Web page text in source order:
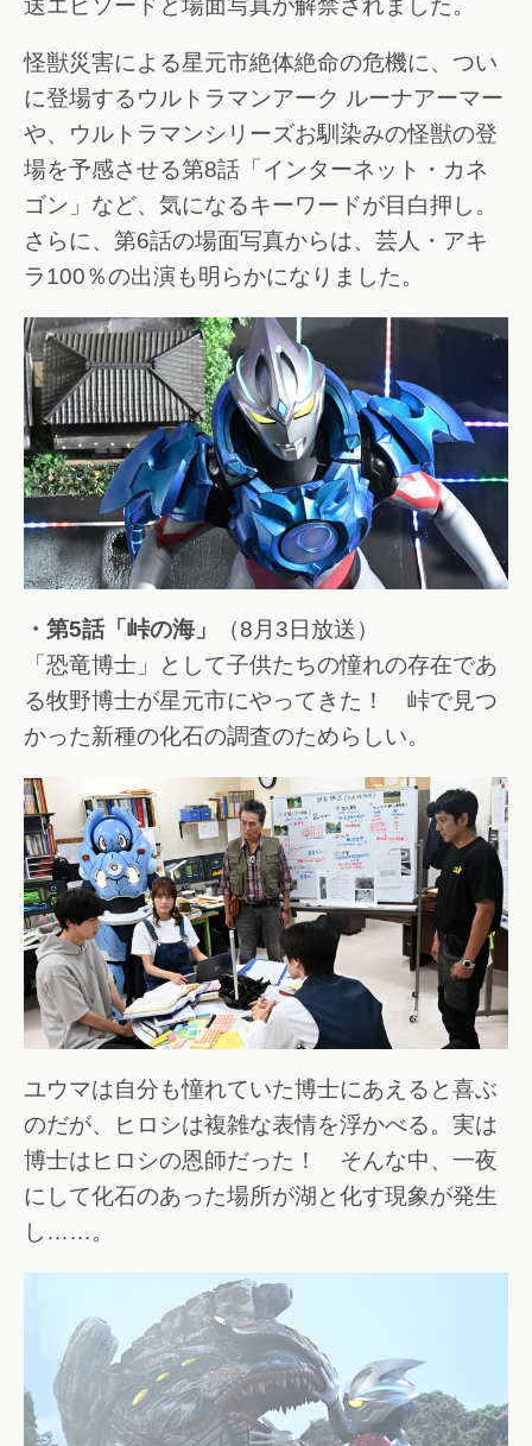
怪獣災害による星元市絶体絶命の危機に、つい
に登場するウルトラマンアーク ルーナアーマー
や、ウルトラマンシリーズお馴染みの怪獣の登
場を予感させる第8話「インターネット・カネ
ゴン」など、気になるキーワードが目白押し。
さらに、第6話の場面写真からは、芸人・アキ
ラ100％の出演も明らかになりました。
・第5話「峠の海」
（8月3日放送）
「恐竜博士」として子供たちの憧れの存在であ
る牧野博士が星元市にやってきた！ 峠で見つ
かった新種の化石の調査のためらしい。
ユウマは自分も憧れていた博士にあえると喜ぶ
のだが、ヒロシは複雑な表情を浮かべる。実は
博士はヒロシの恩師だった！ そんな中、一夜
にして化石のあった場所が湖と化す現象が発生
し……。